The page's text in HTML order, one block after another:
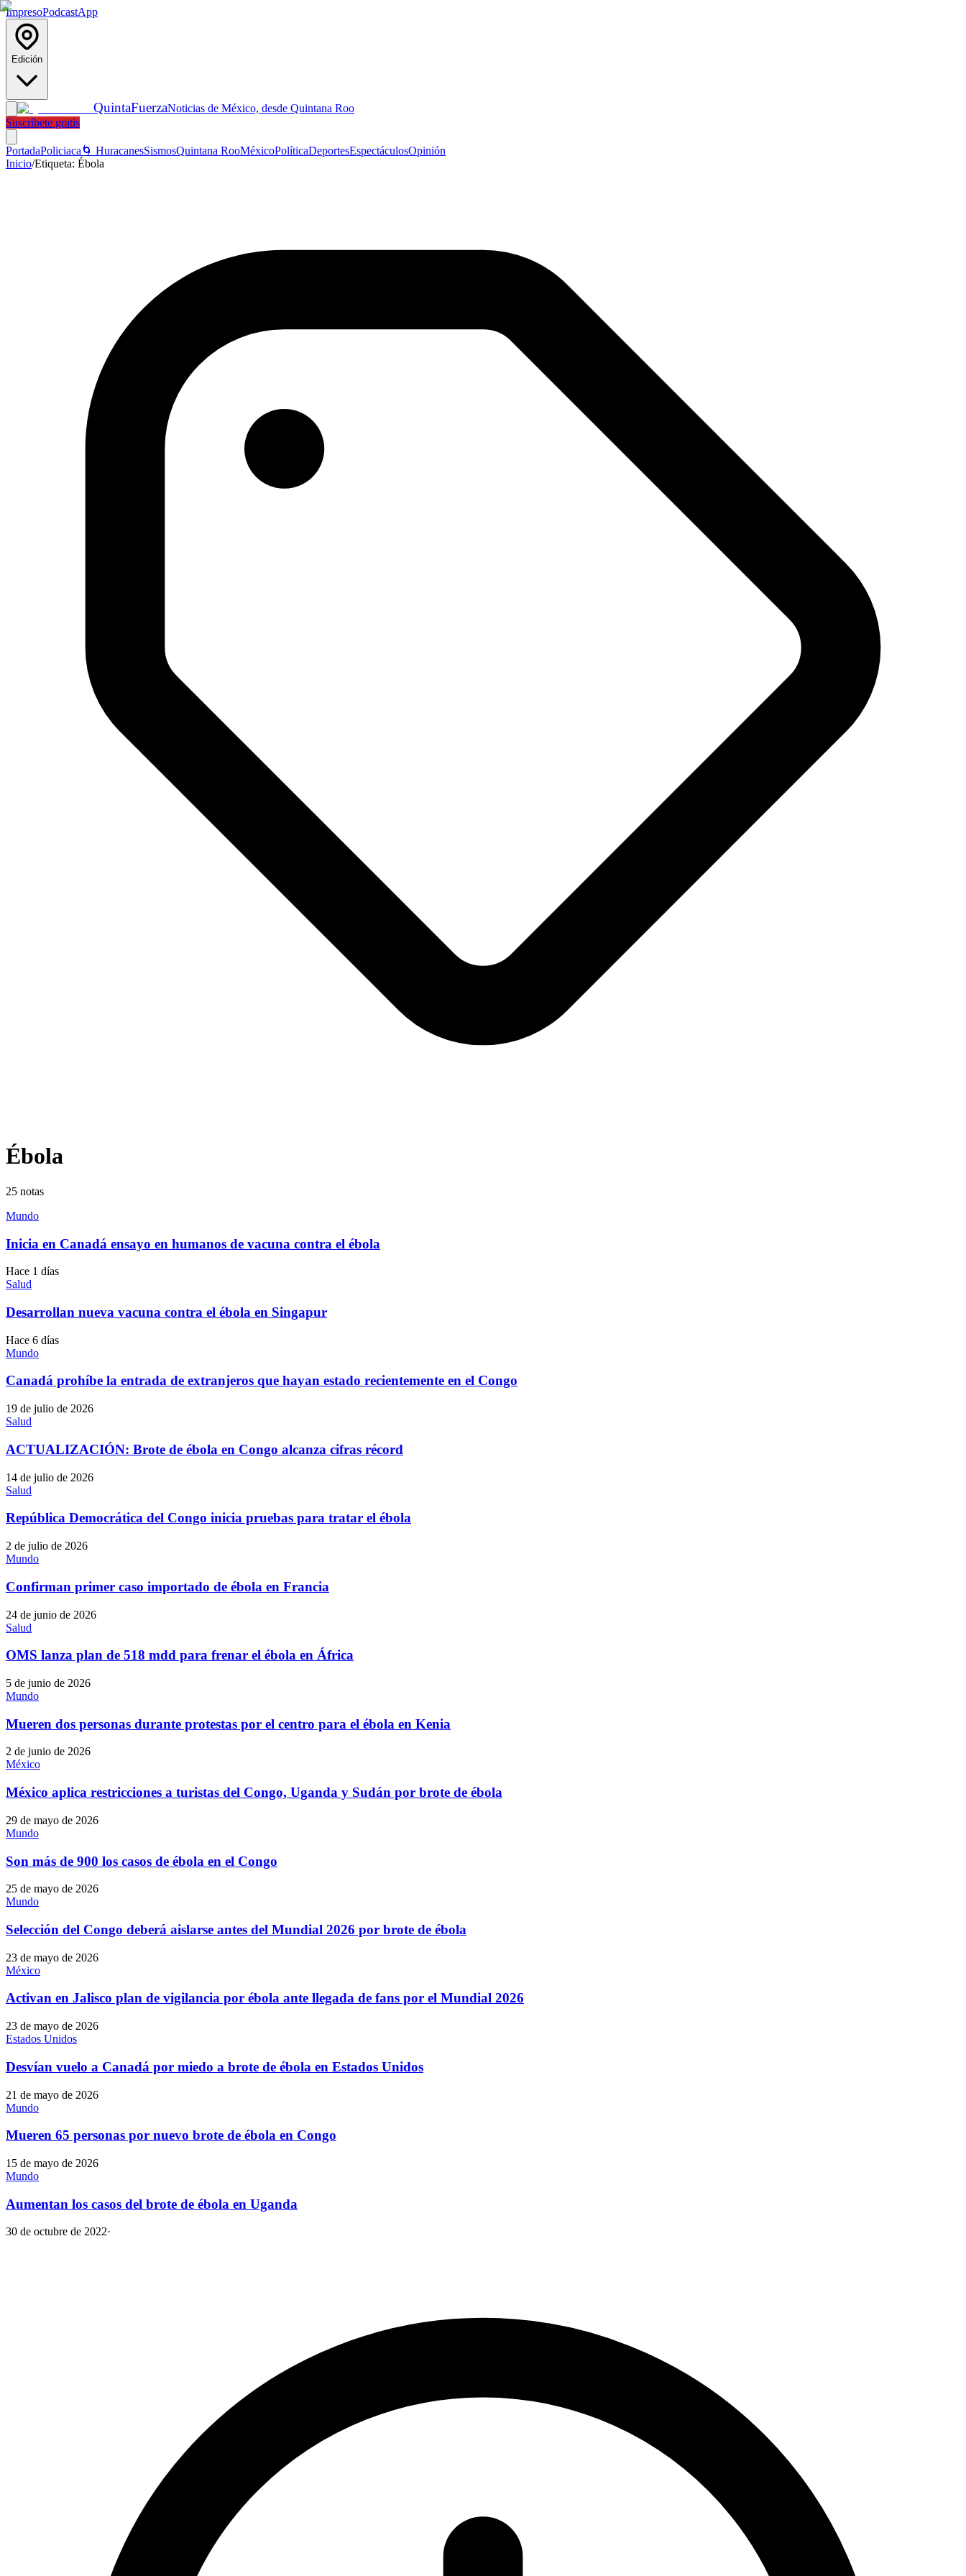
ImpresoPodcastApp
Edición
QuintaFuerzaNoticias de México, desde Quintana Roo
Suscríbete gratis
PortadaPoliciaca 🌀 HuracanesSismosQuintana RooMéxicoPolíticaDeportesEspectáculosOpinión
Inicio/Etiqueta: Ébola
Ébola
25 notas
Mundo
Inicia en Canadá ensayo en humanos de vacuna contra el ébola
Hace 1 días
Salud
Desarrollan nueva vacuna contra el ébola en Singapur
Hace 6 días
Mundo
Canadá prohíbe la entrada de extranjeros que hayan estado recientemente en el Congo
19 de julio de 2026
Salud
ACTUALIZACIÓN: Brote de ébola en Congo alcanza cifras récord
14 de julio de 2026
Salud
República Democrática del Congo inicia pruebas para tratar el ébola
2 de julio de 2026
Mundo
Confirman primer caso importado de ébola en Francia
24 de junio de 2026
Salud
OMS lanza plan de 518 mdd para frenar el ébola en África
5 de junio de 2026
Mundo
Mueren dos personas durante protestas por el centro para el ébola en Kenia
2 de junio de 2026
México
México aplica restricciones a turistas del Congo, Uganda y Sudán por brote de ébola
29 de mayo de 2026
Mundo
Son más de 900 los casos de ébola en el Congo
25 de mayo de 2026
Mundo
Selección del Congo deberá aislarse antes del Mundial 2026 por brote de ébola
23 de mayo de 2026
México
Activan en Jalisco plan de vigilancia por ébola ante llegada de fans por el Mundial 2026
23 de mayo de 2026
Estados Unidos
Desvían vuelo a Canadá por miedo a brote de ébola en Estados Unidos
21 de mayo de 2026
Mundo
Mueren 65 personas por nuevo brote de ébola en Congo
15 de mayo de 2026
Mundo
Aumentan los casos del brote de ébola en Uganda
30 de octubre de 2022·